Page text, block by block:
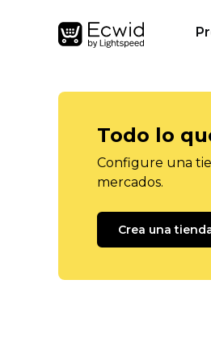
Todo lo
Configure una
mercados.
Crea una